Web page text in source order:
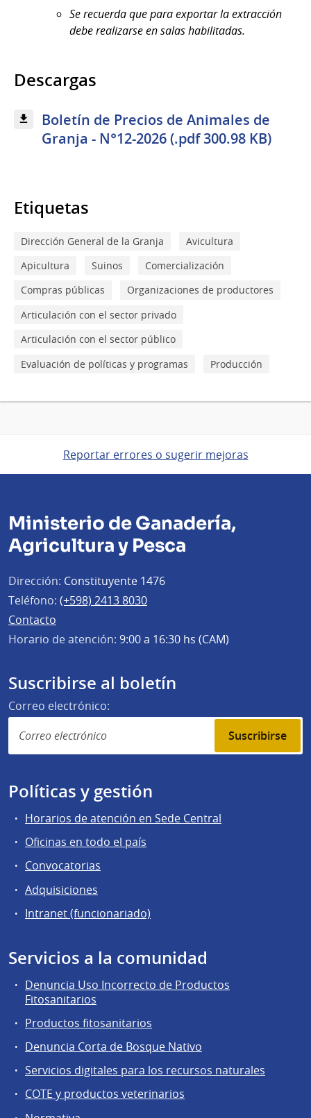
Se recuerda que para exportar la extracción
debe realizarse en salas habilitadas.
Descargas
Boletín de Precios de Animales de
Granja - N°12-2026 (.pdf 300.98 KB)
Etiquetas
Dirección General de la Granja
Avicultura
Apicultura
Suinos
Comercialización
Compras públicas
Organizaciones de productores
Articulación con el sector privado
Articulación con el sector público
Evaluación de políticas y programas
Producción
Reportar errores o sugerir mejoras
Ministerio de Ganadería,
Agricultura y Pesca
Dirección: Constituyente 1476
Teléfono: (+598) 2413 8030
Contacto
Horario de atención: 9:00 a 16:30 hs (CAM)
Suscribirse al boletín
Correo electrónico:
Suscribirse
Políticas y gestión
Horarios de atención en Sede Central
Oficinas en todo el país
Convocatorias
Adquisiciones
Intranet (funcionariado)
Servicios a la comunidad
Denuncia Uso Incorrecto de Productos
Fitosanitarios
Productos fitosanitarios
Denuncia Corta de Bosque Nativo
Servicios digitales para los recursos naturales
COTE y productos veterinarios